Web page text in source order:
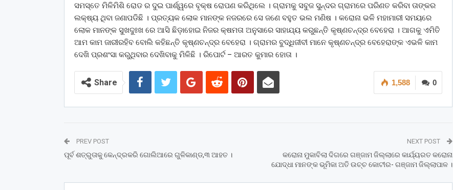
ସମସ୍ତେ ମିଳିମିଶି ରୋଡ ର ଦୁଇ ପାର୍ଶ୍ୱରେ ବୃକ୍ଷ ରୋପଣ କରିଥିଲେ । ଗ୍ରାମକୁ ସବୁଜ ସୁନ୍ଦର ଗ୍ରାମରେ ପରିଣତ କରିବା ତାଙ୍କର
ଲକ୍ଷ୍ୟ ଥିବା ଜଣାପଡିଛି । ପ୍ରତ୍ୟକ ଲୋକ ମାନଙ୍କ ନଜରରେ ସେ ଜଣେ ବହୁତ ଭଲ ମଣିଷ । କରୋନା ଭଳି ମହାମାରୀ ସମୟରେ
ଲୋକ ମାନଙ୍କ ସୁଖଦୁଃଖ ରେ ଆସି ଛିଡ଼ାହୋଇ ନିଜର କ୍ଷମତା ଅନୁସାରେ ସାହାଯ୍ୟ କରୁଛନ୍ତି କୃଷ୍ଣଚନ୍ଦ୍ର ବେହେରା । ଆଗକୁ ଏମିତି
ଆମ କାମ ଜାରୀରହିବ ବୋଲି କହିଛନ୍ତି କୃଷ୍ଣଚନ୍ଦ୍ର ବେହେରା । ଗ୍ରାମର ବୁଦ୍ଧିଜୀବୀ ମାନେ କୃଷ୍ଣଚନ୍ଦ୍ର ବେହେରାଙ୍କ ଏଭଳି କାମ
ଦେଖି ପ୍ରଶଂସା କରୁଥିବାର ଦେଖିବାକୁ ମିଳିଛି । ରିପୋର୍ଟ – ଆରତ କୁମାର ହୋତା ।
0
1,588
Share
PREV POST
ପୂର୍ବ ଶତ୍ରୁତାକୁ କେନ୍ଦ୍ରକରି ଗୋଲିଆରେ ଗୁଳିକାଣ୍ଡ,୩ ଆହତ ।
NEXT POST
କରୋନା ମୁକାବିଲା ଦିଗରେ ଗଞ୍ଜାମ ଜିଲ୍ଲାରେ କାର୍ଯ୍ୟରତ କରୋନା
ଯୋଦ୍ଧା ମାନଙ୍କ ଭୂମିକା ଅତି ଉଚ୍ଚ କୋଟୀର- ଗଞ୍ଜାମ ଜିଲ୍ଲାପାଳ ।